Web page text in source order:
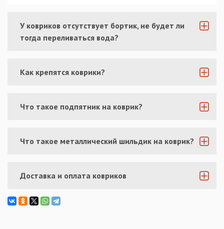
У ковриков отсутствует бортик, не будет ли
тогда переливаться вода?
Как крепятся коврики?
Что такое подпятник на коврик?
Что такое металлический шильдик на коврик?
Доставка и оплата ковриков